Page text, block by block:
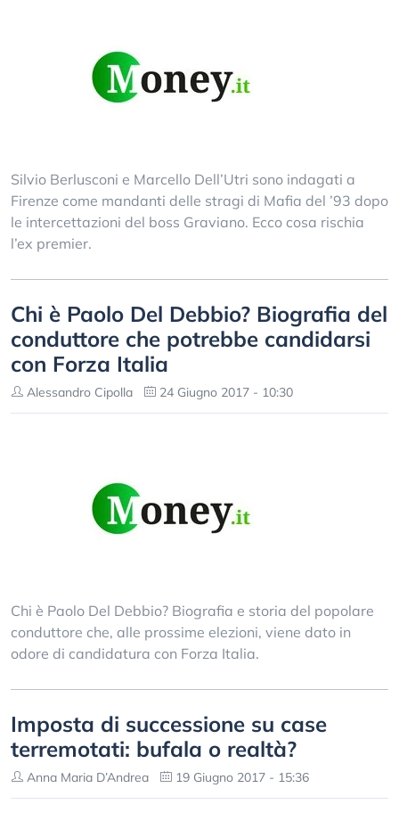
Silvio Berlusconi e Marcello Dell’Utri sono indagati a
Firenze come mandanti delle stragi di Mafia del ’93 dopo
le intercettazioni del boss Graviano. Ecco cosa rischia
l’ex premier.
Chi è Paolo Del Debbio? Biografia del
conduttore che potrebbe candidarsi
con Forza Italia
Alessandro Cipolla 24 Giugno 2017 - 10:30
Chi è Paolo Del Debbio? Biografia e storia del popolare
conduttore che, alle prossime elezioni, viene dato in
odore di candidatura con Forza Italia.
Imposta di successione su case
terremotati: bufala o realtà?
Anna Maria D’Andrea 19 Giugno 2017 - 15:36